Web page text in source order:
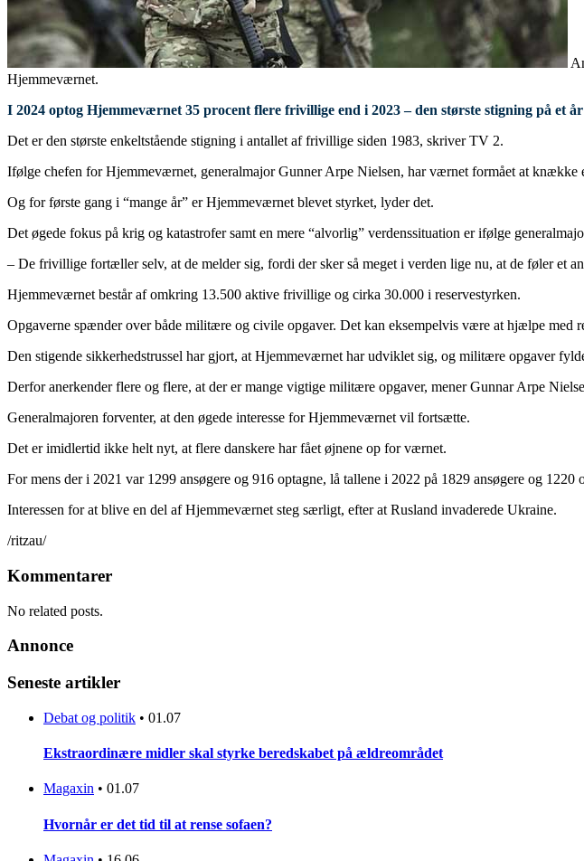
Hjemmeværnet.
I 2024 optog Hjemmeværnet 35 procent flere frivillige end i 2023 – den største stigning på et år
Det er den største enkeltstående stigning i antallet af frivillige siden 1983, skriver TV 2.
Ifølge chefen for Hjemmeværnet, generalmajor Gunner Arpe Nielsen, har værnet formået at knække
Og for første gang i “mange år” er Hjemmeværnet blevet styrket, lyder det.
Det øgede fokus på krig og katastrofer samt en mere “alvorlig” verdenssituation er ifølge
– De frivillige fortæller selv, at de melder sig, fordi der sker så meget i verden lige nu, at de føler et
Hjemmeværnet består af omkring 13.500 aktive frivillige og cirka 30.000 i reservestyrken.
Opgaverne spænder over både militære og civile opgaver. Det kan eksempelvis være at hjælpe med
Den stigende sikkerhedstrussel har gjort, at Hjemmeværnet har udviklet sig, og militære opgaver
Derfor anerkender flere og flere, at der er mange vigtige militære opgaver, mener Gunnar Arpe
Generalmajoren forventer, at den øgede interesse for Hjemmeværnet vil fortsætte.
Det er imidlertid ikke helt nyt, at flere danskere har fået øjnene op for værnet.
For mens der i 2021 var 1299 ansøgere og 916 optagne, lå tallene i 2022 på 1829 ansøgere og 1220
Interessen for at blive en del af Hjemmeværnet steg særligt, efter at Rusland invaderede Ukraine.
/ritzau/
Kommentarer
No related posts.
Annonce
Seneste artikler
Debat og politik • 01.07
Ekstraordinære midler skal styrke beredskabet på ældreområdet
Magaxin • 01.07
Hvornår er det tid til at rense sofaen?